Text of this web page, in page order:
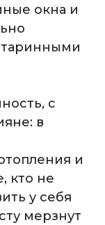
окна и
с
в
и
кто не
у себя
мерзнут